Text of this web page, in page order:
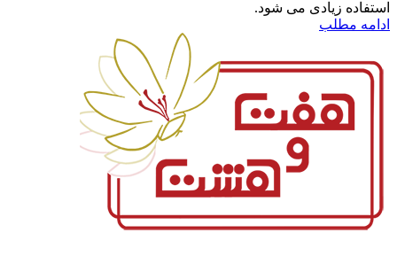
استفاده زیادی می شود.
ادامه مطلب